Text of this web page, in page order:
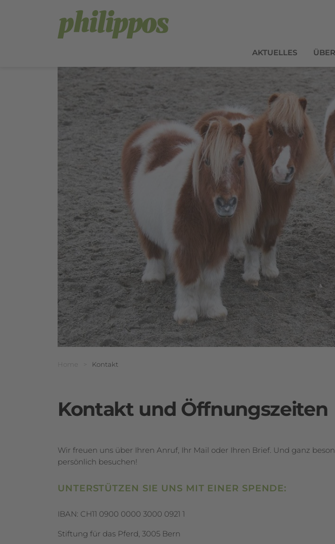
AKTUELLES
Breadcrumbnavigation
Sie befinden sich hier:
Home Kontakt
Kontakt und Öffnungszeiten
Wir freuen uns über Ihren Anruf, Ihr Mail oder Ihren Brief. Und ganz
persönlich besuchen!
UNTERSTÜTZEN SIE UNS MIT EINER SPENDE:
IBAN: CH11 0900 0000 3000 0921 1
Stiftung für das Pferd, 3005 Bern